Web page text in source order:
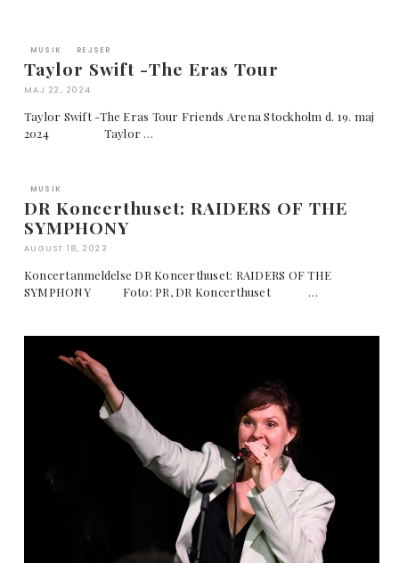
MUSIK REJSER
Taylor Swift -The Eras Tour
MAJ 22, 2024
Taylor Swift -The Eras Tour Friends Arena Stockholm d. 19. maj
2024 Taylor …
MUSIK
DR Koncerthuset: RAIDERS OF THE
SYMPHONY
AUGUST 18, 2023
Koncertanmeldelse DR Koncerthuset: RAIDERS OF THE
SYMPHONY Foto: PR, DR Koncerthuset …